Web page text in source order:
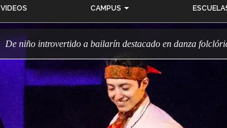
VIDEOS CAMPUS
De niño introvertido a bailarín destacado en danza